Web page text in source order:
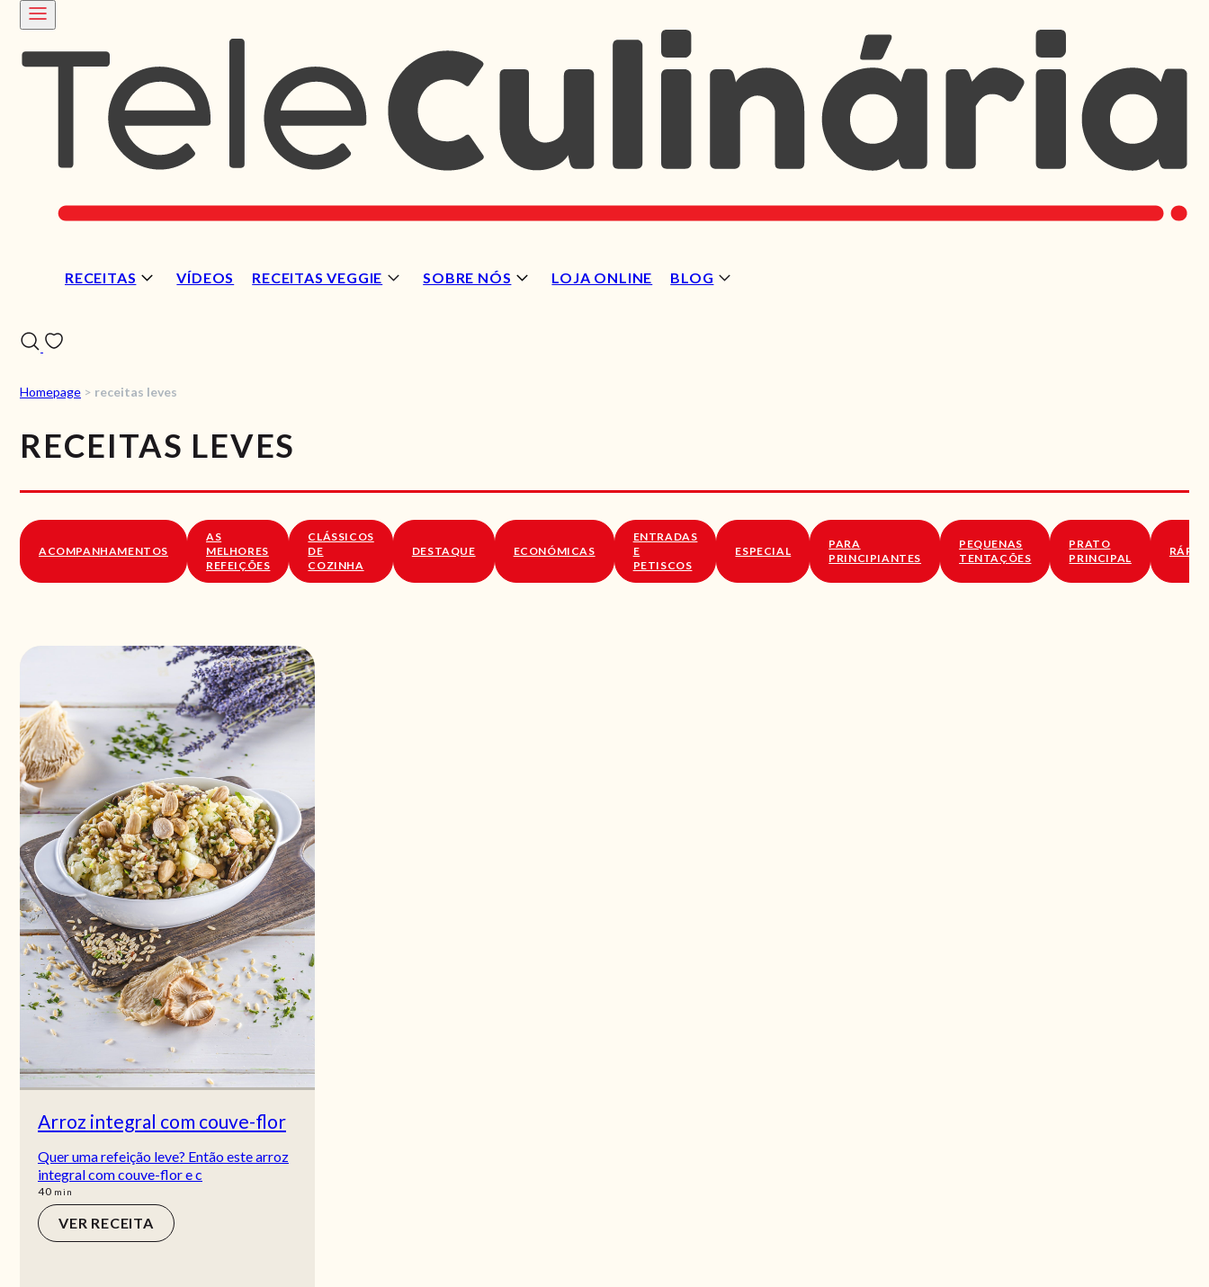
RECEITAS VÍDEOS RECEITAS VEGGIE SOBRE NÓS LOJA ONLINE BLOG
SOBRE NÓS
Homepage > receitas leves
RECEITAS LEVES
ACOMPANHAMENTOS
AS
MELHORES
REFEIÇÕES
CLÁSSICOS
DE
COZINHA
DESTAQUE ECONÓMICAS
ENTRADAS
E
PETISCOS
ESPECIAL
PARA
PRINCIPIANTES
PEQUENAS
TENTAÇÕES
PRATO
PRINCIPAL
Arroz integral com couve-flor
Quer uma refeição leve? Então este arroz
integral com couve-flor e c
40min
min
VER RECEITA